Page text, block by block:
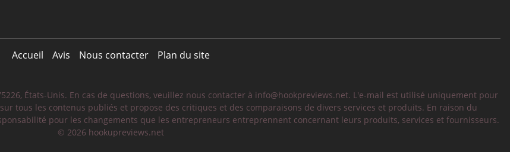
Accueil Avis Nous contacter Plan du site
États-Unis. En cas de questions, veuillez nous contacter à info@hookpreviews.net. L'e-mail est utilisé uniquement pour
tous les contenus publiés et propose des critiques et des comparaisons de divers services et produits. En raison du
pour les changements que les entrepreneurs entreprennent concernant leurs produits, services et fournisseurs.
© 2026 hookupreviews.net